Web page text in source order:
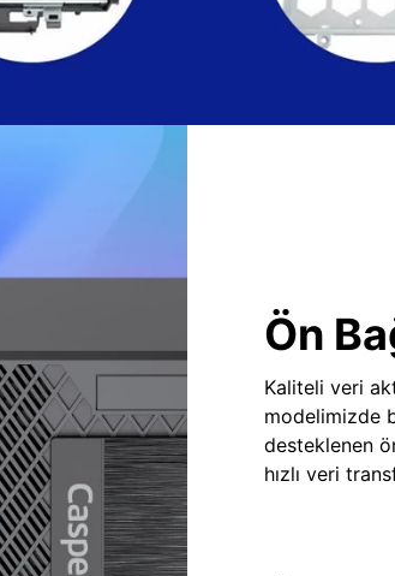
Ön
Kaliteli veri
modelimizde
desteklenen
hızlı veri